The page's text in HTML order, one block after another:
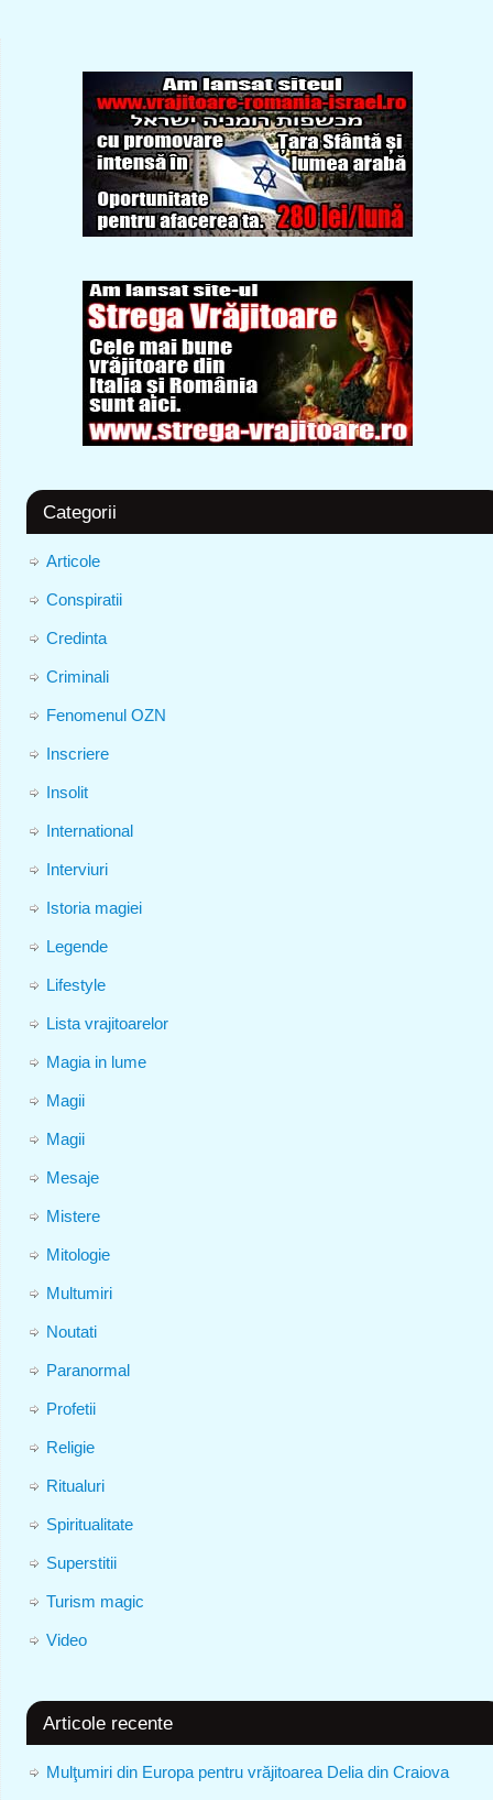
Categorii
Articole
Conspiratii
Credinta
Criminali
Fenomenul OZN
Inscriere
Insolit
International
Interviuri
Istoria magiei
Legende
Lifestyle
Lista vrajitoarelor
Magia in lume
Magii
Magii
Mesaje
Mistere
Mitologie
Multumiri
Noutati
Paranormal
Profetii
Religie
Ritualuri
Spiritualitate
Superstitii
Turism magic
Video
Articole recente
Mulţumiri din Europa pentru vrăjitoarea Delia din Craiova